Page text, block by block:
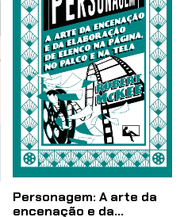
Personagem: A arte da
encenação e da